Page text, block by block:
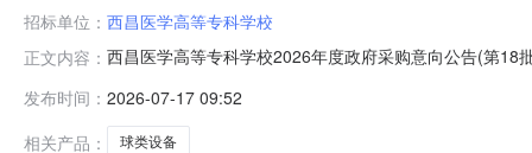
招标单位： 西昌医学高等专科学校
正文内容： 西昌医学高等专科学校2026年度政府采购意向公告(第18
购品目：采购需求概况：采购内容:A02460300-球类设
发布时间： 2026-07-17 09:52
相关产品：
球类设备